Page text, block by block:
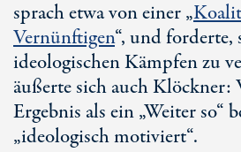
sprach etwa von einer „
Vernünftigen“, und
ideologischen Kämpfen zu
äußerte sich auch Klöckner:
Ergebnis als ein „Weiter so“
„ideologisch motiviert“.